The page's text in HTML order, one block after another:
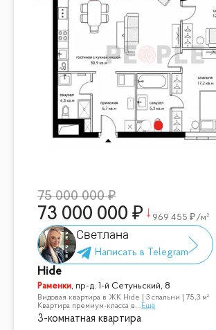
75 000 000
73 000 000 969 455 /м²
Светлана
Hide
Раменки, пр-д. 1-й Сетуньский, 8
Видовая квартира в ЖК Hide | 3 спальни | 75,3 м²
Квартира премиум-класса в... Ещё
3-комнатная квартира